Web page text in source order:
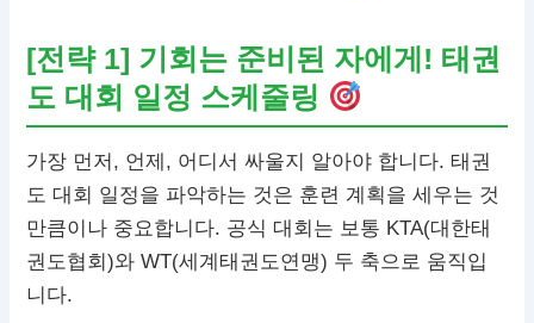
[전략 1] 기회는 준비된 자에게! 태권
도 대회 일정 스케줄링
가장 먼저, 언제, 어디서 싸울지 알아야 합니다. 태권
도 대회 일정을 파악하는 것은 훈련 계획을 세우는 것
만큼이나 중요합니다. 공식 대회는 보통 KTA(대한태
권도협회)와 WT(세계태권도연맹) 두 축으로 움직입
니다.